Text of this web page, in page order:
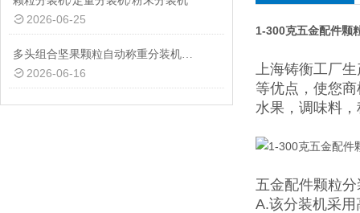
2026-06-25
多头组合坚果颗粒自动称重分装机厂家定制
2026-06-16
1-300克五金配件颗
上海铸衡工厂
等优点，使您
水果，调味料
五金配件颗粒
A.该分装机采